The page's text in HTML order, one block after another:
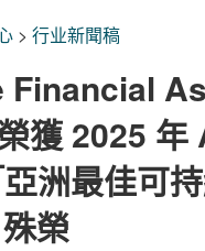
> 行业新聞稿
Financial
獲 2025 年
洲最佳可
榮